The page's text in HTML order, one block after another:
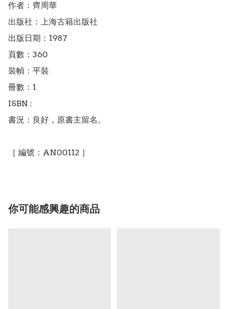
作者：齊周華
出版社：上海古籍出版社
出版日期：1987
頁數：360
裝幀：平裝
冊數：1
ISBN :
書況：良好，原書主留名。
［ 編號：AN00112 ］
你可能感興趣的商品